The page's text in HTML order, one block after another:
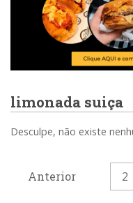
limonada suiça
Desculpe, não existe
Anterior 2